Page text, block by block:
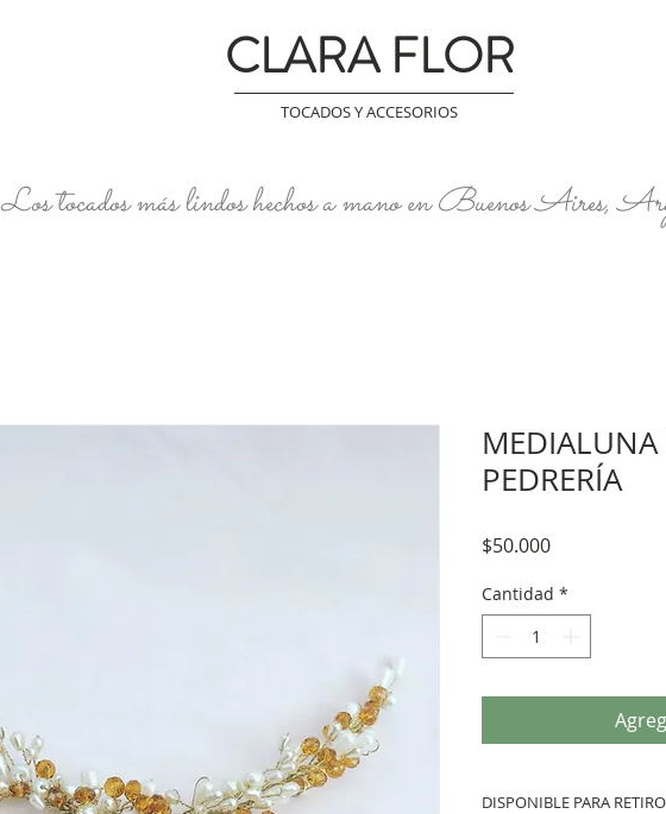
CLARA FLOR
TOCADOS Y ACCESORIOS
Los tocados más lindos hechos a mano en Buenos Aires,
MEDIALUNA
PEDRERÍA
$50.000Precio
Cantidad *
DISPONIBLE PARA